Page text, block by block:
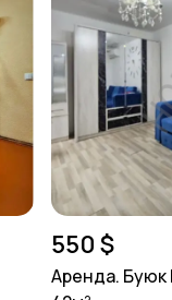
550 $
Аренда. Буюк